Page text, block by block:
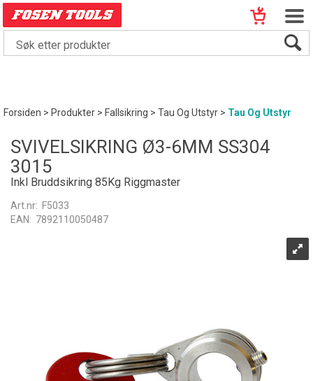
Forsiden>Produkter>Fallsikring>Tau Og Utstyr>Tau Og Utstyr
SVIVELSIKRING Ø3-6MM SS304
3015
Inkl Bruddsikring 85Kg Riggmaster
Art.nr: F5033
EAN: 7892110050487